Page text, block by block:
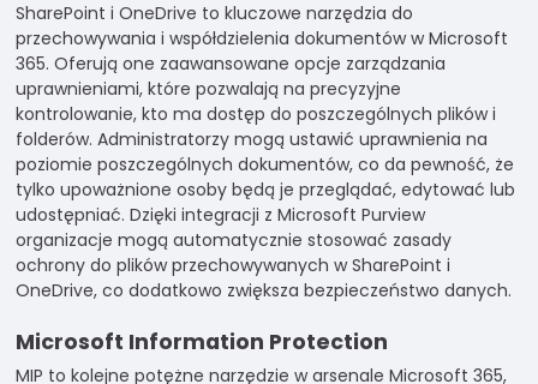
SharePoint i OneDrive to kluczowe narzędzia do
przechowywania i współdzielenia dokumentów w Microsoft
365. Oferują one zaawansowane opcje zarządzania
uprawnieniami, które pozwalają na precyzyjne
kontrolowanie, kto ma dostęp do poszczególnych plików i
folderów. Administratorzy mogą ustawić uprawnienia na
poziomie poszczególnych dokumentów, co da pewność, że
tylko upoważnione osoby będą je przeglądać, edytować lub
udostępniać. Dzięki integracji z Microsoft Purview
organizacje mogą automatycznie stosować zasady
ochrony do plików przechowywanych w SharePoint i
OneDrive, co dodatkowo zwiększa bezpieczeństwo danych.
Microsoft Information Protection
MIP to kolejne potężne narzędzie w arsenale Microsoft 365,